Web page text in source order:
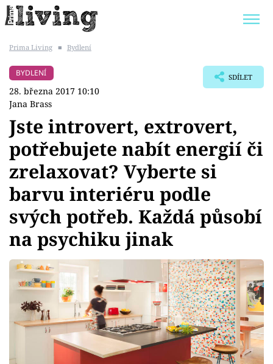
BYDLENÍ SLAVNÝCH
Témata
Bydlení
Zahrada
Design
Sledujte prima+
Přihlášení
Sledujte nás
Prima Living ■ Bydlení
BYDLENÍ
28. března 2017 10:10
Jana Brass
SDÍLET
Jste introvert, extrovert,
potřebujete nabít energií či
zrelaxovat? Vyberte si
barvu interiéru podle
svých potřeb. Každá působí
na psychiku jinak